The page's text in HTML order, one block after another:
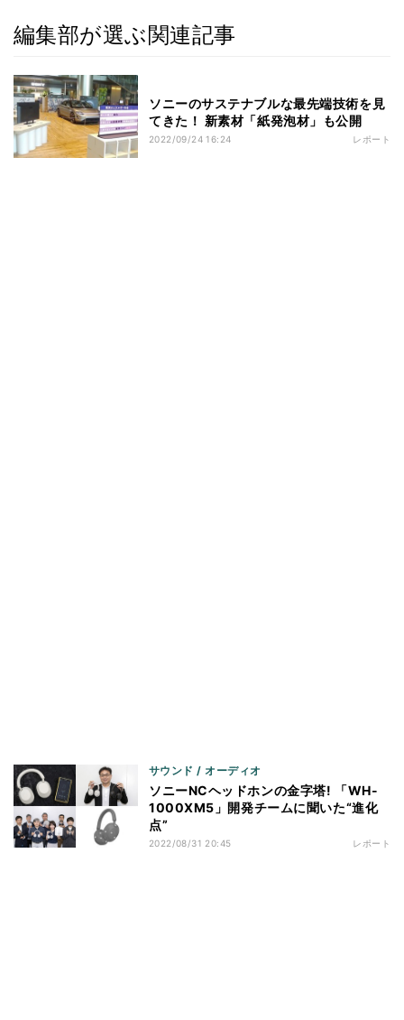
編集部が選ぶ関連記事
ソニーのサステナブルな最先端技術を見
てきた！ 新素材「紙発泡材」も公開
2022/09/24 16:24 レポート
サウンド / オーディオ
ソニーNCヘッドホンの金字塔! 「WH-
1000XM5」開発チームに聞いた“進化
点”
2022/08/31 20:45 レポート